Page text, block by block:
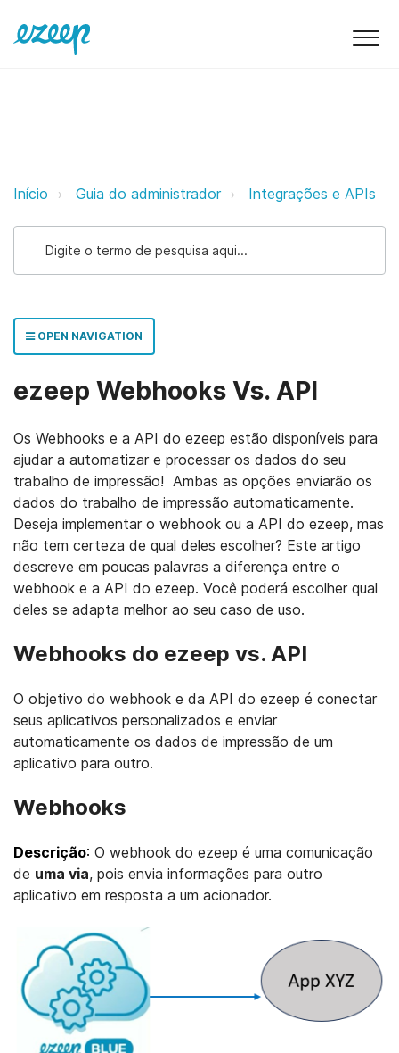
ezeep Webhooks Vs. API ezeep
Início Guia do administrador Integrações e APIs
OPEN NAVIGATION
ezeep Webhooks Vs. API
Os Webhooks e a API do ezeep estão disponíveis para
ajudar a automatizar e processar os dados do seu
trabalho de impressão! Ambas as opções enviarão os
dados do trabalho de impressão automaticamente.
Deseja implementar o webhook ou a API do ezeep, mas
não tem certeza de qual deles escolher? Este artigo
descreve em poucas palavras a diferença entre o
webhook e a API do ezeep. Você poderá escolher qual
deles se adapta melhor ao seu caso de uso.
Webhooks do ezeep vs. API
O objetivo do webhook e da API do ezeep é conectar
seus aplicativos personalizados e enviar
automaticamente os dados de impressão de um
aplicativo para outro.
Webhooks
Descrição: O webhook do ezeep é uma comunicação
de uma via, pois envia informações para outro
aplicativo em resposta a um acionador.